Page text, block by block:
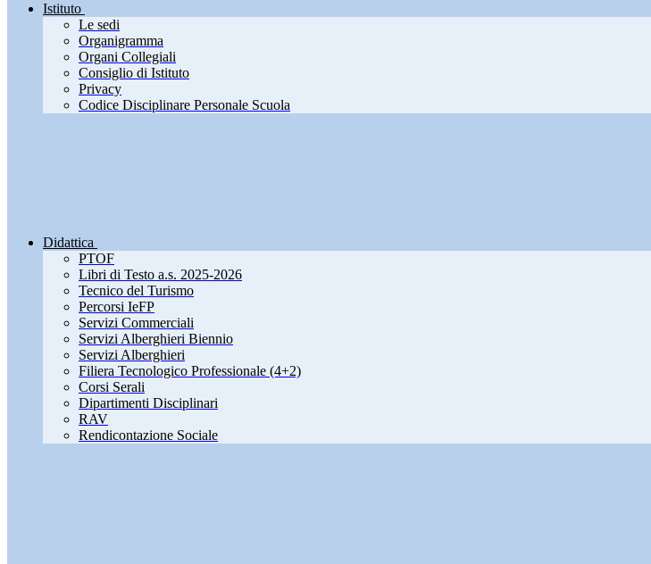
Istituto
Le sedi
Organigramma
Organi Collegiali
Consiglio di Istituto
Privacy
Codice Disciplinare Personale Scuola
Didattica
PTOF
Libri di Testo a.s. 2025-2026
Tecnico del Turismo
Percorsi IeFP
Servizi Commerciali
Servizi Alberghieri Biennio
Servizi Alberghieri
Filiera Tecnologico Professionale (4+2)
Corsi Serali
Dipartimenti Disciplinari
RAV
Rendicontazione Sociale